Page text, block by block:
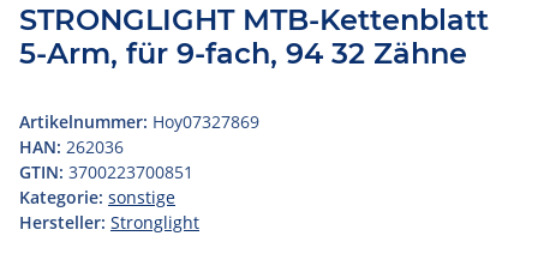
STRONGLIGHT MTB-Kettenblatt
5-Arm, für 9-fach, 94 32 Zähne
Artikelnummer: Hoy07327869
HAN: 262036
GTIN: 3700223700851
Kategorie: sonstige
Hersteller: Stronglight